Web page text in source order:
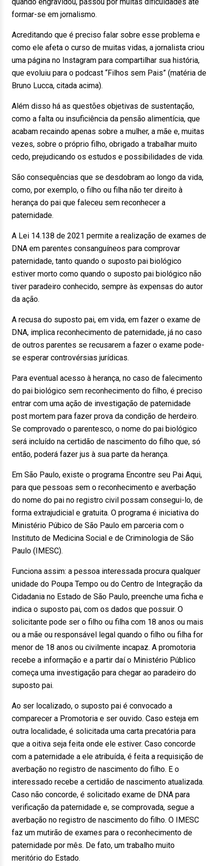
formar-se em jornalismo.
Acreditando que é preciso falar sobre esse problema e
como ele afeta o curso de muitas vidas, a jornalista criou
uma página no Instagram para compartilhar sua história,
que evoluiu para o podcast “Filhos sem Pais” (matéria de
Bruno Lucca, citada acima).
Além disso há as questões objetivas de sustentação,
como a falta ou insuficiência da pensão alimentícia, que
acabam recaindo apenas sobre a mulher, a mãe e, muitas
vezes, sobre o próprio filho, obrigado a trabalhar muito
cedo, prejudicando os estudos e possibilidades de vida.
São consequências que se desdobram ao longo da vida,
como, por exemplo, o filho ou filha não ter direito à
herança do pai que faleceu sem reconhecer a
paternidade.
A Lei 14.138 de 2021 permite a realização de exames de
DNA em parentes consanguíneos para comprovar
paternidade, tanto quando o suposto pai biológico
estiver morto como quando o suposto pai biológico não
tiver paradeiro conhecido, sempre às expensas do autor
da ação.
A recusa do suposto pai, em vida, em fazer o exame de
DNA, implica reconhecimento de paternidade, já no caso
de outros parentes se recusarem a fazer o exame pode-
se esperar controvérsias jurídicas.
Para eventual acesso à herança, no caso de falecimento
do pai biológico sem reconhecimento do filho, é preciso
entrar com uma ação de investigação de paternidade
post mortem para fazer prova da condição de herdeiro.
Se comprovado o parentesco, o nome do pai biológico
será incluído na certidão de nascimento do filho que, só
então, poderá fazer jus à sua parte da herança.
Em São Paulo, existe o programa Encontre seu Pai Aqui,
para que pessoas sem o reconhecimento e averbação
do nome do pai no registro civil possam consegui-lo, de
forma extrajudicial e gratuita. O programa é iniciativa do
Ministério Púbico de São Paulo em parceria com o
Instituto de Medicina Social e de Criminologia de São
Paulo (IMESC).
Funciona assim: a pessoa interessada procura qualquer
unidade do Poupa Tempo ou do Centro de Integração da
Cidadania no Estado de São Paulo, preenche uma ficha e
indica o suposto pai, com os dados que possuir. O
solicitante pode ser o filho ou filha com 18 anos ou mais
ou a mãe ou responsável legal quando o filho ou filha for
menor de 18 anos ou civilmente incapaz. A promotoria
recebe a informação e a partir daí o Ministério Público
começa uma investigação para chegar ao paradeiro do
suposto pai.
Ao ser localizado, o suposto pai é convocado a
comparecer a Promotoria e ser ouvido. Caso esteja em
outra localidade, é solicitada uma carta precatória para
que a oitiva seja feita onde ele estiver. Caso concorde
com a paternidade a ele atribuída, é feita a requisição de
averbação no registro de nascimento do filho. E o
interessado recebe a certidão de nascimento atualizada.
Caso não concorde, é solicitado exame de DNA para
verificação da paternidade e, se comprovada, segue a
averbação no registro de nascimento do filho. O IMESC
faz um mutirão de exames para o reconhecimento de
paternidade por mês. De fato, um trabalho muito
meritório do Estado.